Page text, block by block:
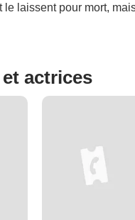
le laissent pour mort,
actrices